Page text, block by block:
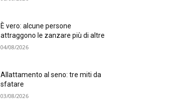
È vero: alcune persone
attraggono le zanzare più di altre
04/08/2026
Allattamento al seno: tre miti da
sfatare
03/08/2026